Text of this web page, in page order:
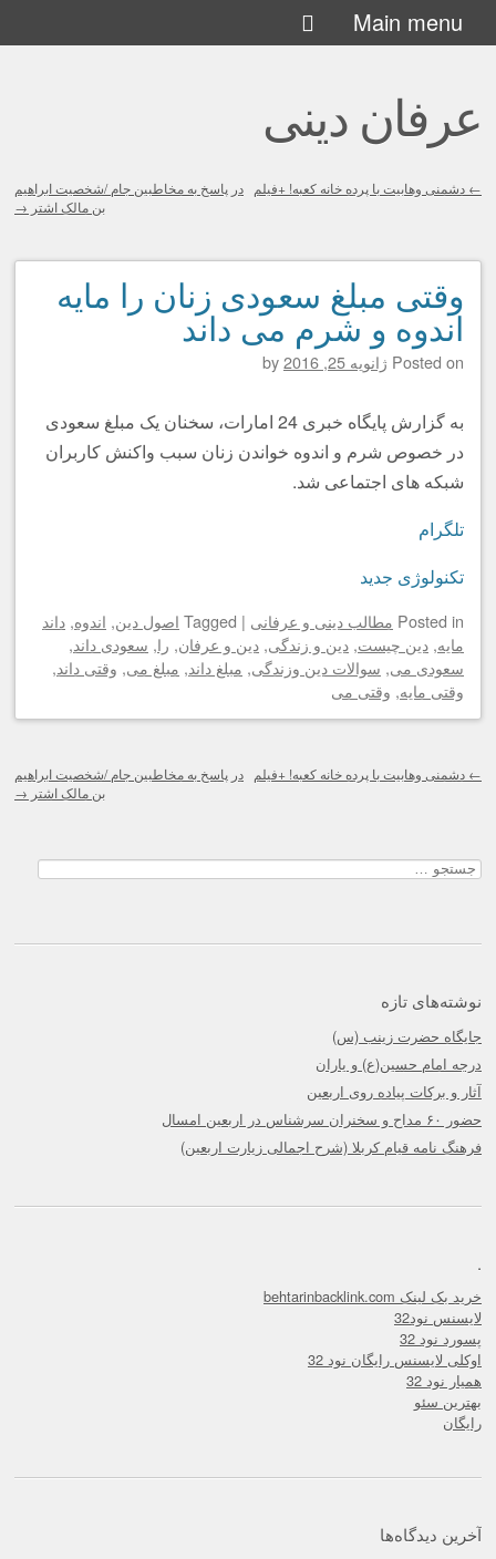
عرفان دینی
Main menu
Skip
to
← دشمنی وهابیت با پرده خانه کعبه! +فیلم
در پاسخ به مخاطبین جام /شخصیت ابراهيم
بن مالک اشتر →
وقتی مبلغ سعودی زنان را مایه
اندوه و شرم می داند
Posted on ژانویه 25, 2016 by
به گزارش پایگاه خبری 24 امارات، سخنان یک مبلغ سعودی
در خصوص شرم و اندوه خواندن زنان سبب واکنش کاربران
شبکه های اجتماعی شد.
تلگرام
تکنولوژی جدید
Posted in مطالب دینی و عرفانی |
Tagged اصول دین, اندوه, داند
مایه, دین چیست, دین و زندگی, دین و عرفان, را, سعودی داند,
سعودی می, سوالات دین وزندگی, مبلغ داند, مبلغ می, وقتی داند,
وقتی مایه, وقتی می
← دشمنی وهابیت با پرده خانه کعبه! +فیلم
در پاسخ به مخاطبین جام /شخصیت ابراهيم
بن مالک اشتر →
جستجو
برای:
نوشته‌های تازه
جایگاه حضرت زینب (س)
درجه امام حسین(ع) و یاران
آثار و برکات پیاده روی اربعین
حضور ۶۰ مداح و سخنران سرشناس در اربعین امسال
فرهنگ نامه قیام کربلا (شرح اجمالی زیارت اربعین)
.
خرید بک لینک behtarinbacklink.com
لایسنس نود32
پسورد نود 32
اوکلی لایسنس رایگان نود 32
همیار نود 32
بهترین سئو
رایگان
آخرین دیدگاه‌ها